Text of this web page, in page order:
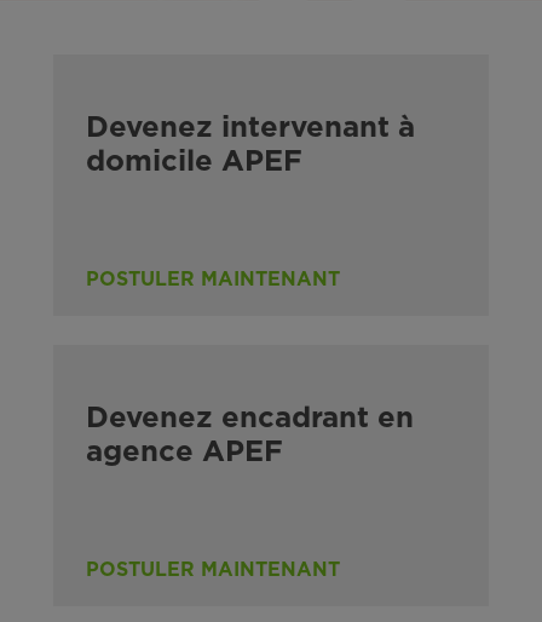
Devenez intervenant à
domicile APEF
POSTULER MAINTENANT
Devenez encadrant en
agence APEF
POSTULER MAINTENANT